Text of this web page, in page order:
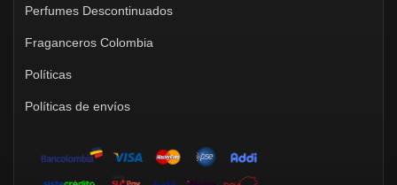
Perfumes Descontinuados
Fraganceros Colombia
Políticas
Políticas de envíos